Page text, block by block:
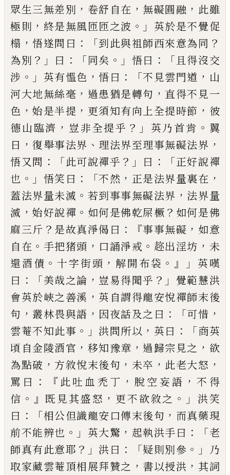
眾生三無差別 ， 卷舒自在 ， 無礙圓融 ， 此雖
極則 ， 終是無風匝匝之波 。」 英於是不覺促
榻 ，悟遂問曰 ：「到此與祖師西來意為同 ？
為別 ？」 曰 ：「同矣 。」 悟曰 ：「 且得沒交
涉 。」 英有慍色 ，悟曰 ：「不見雲門道 ， 山
河大地無絲毫 ， 過患猶是轉句 ， 直得不見一
色 ，始是半提 ， 更須知有向上全提時節 ， 彼
德山臨濟 ， 豈非全提乎 ？」 英乃首肯 。 翼
日 ，復舉事法界 、 理法界至理事無礙法界 ，
悟又問 ：「此可說禪乎 ？」 曰 ：「正好說禪
也 。」 悟笑曰 ：「不然 ， 正是法界量裏在 ，
蓋法界量未滅 。 若到事事無礙法界 ， 法界量
滅 ，始好說禪 。 如何是佛乾屎橛 ？ 如何是佛
麻三斤 ？ 是故真淨偈曰 ：『事事無礙 ， 如意
自在 。 手把猪頭 ， 口誦淨戒 。 趂出淫坊 ， 未
還酒債 。十字街頭 ， 解開布袋 。』」 英嘆
曰 ：「美哉之論 ， 豈易得聞乎 ？」 覺範慧洪
會英於峽之善溪 ， 英自謂得龍安悅禪師末後
句 ， 叢林畏與語 ， 因夜話及之曰 ：「可惜 ，
雲菴不知此事 。」 洪問所以 ， 英曰 ：「商英
頃自金陵酒官 ， 移知豫章 ， 過歸宗見之 ， 欲
為點破 ， 方敘悅末後句 ， 未卒 ， 此老大怒 ，
罵曰 ：『 此吐血 禿丁 ， 脫空妄語 ，不得
信 。』 既見其盛怒 ， 更不欲敘之 。」 洪笑
曰 ：「相公但識龍安口傳末後句 ， 而真藥現
前不能辨也 。」 英大驚 ， 起執洪手曰 ：「老
師真有此意耶 ？」 洪曰 ：「疑則別參 。」
乃
取家藏雲菴頂相展拜贊之 ， 書以授洪 ， 其詞